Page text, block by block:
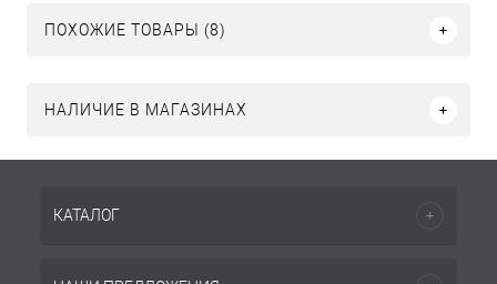
ПОХОЖИЕ ТОВАРЫ (8)
НАЛИЧИЕ В МАГАЗИНАХ
КАТАЛОГ